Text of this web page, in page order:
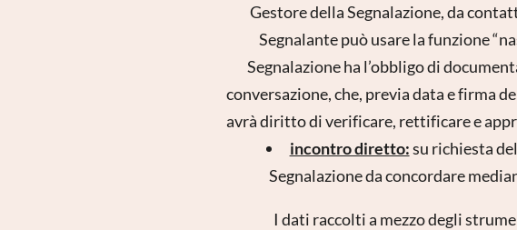
Gestore della Segnalazione, da
Segnalante può usare la funzione
Segnalazione ha l’obbligo di
conversazione, che, previa data e firma
avrà diritto di verificare, rettificare e
incontro diretto:su richiesta
Segnalazione da concordare
I dati raccolti a mezzo degli